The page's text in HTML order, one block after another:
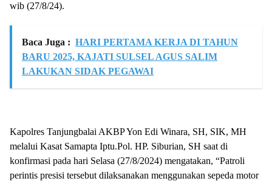
wib (27/8/24).
Baca Juga : HARI PERTAMA KERJA DI TAHUN
BARU 2025, KAJATI SULSEL AGUS SALIM
LAKUKAN SIDAK PEGAWAI
Kapolres Tanjungbalai AKBP Yon Edi Winara, SH, SIK, MH
melalui Kasat Samapta Iptu.Pol. HP. Siburian, SH saat di
konfirmasi pada hari Selasa (27/8/2024) mengatakan, “Patroli
perintis presisi tersebut dilaksanakan menggunakan sepeda motor